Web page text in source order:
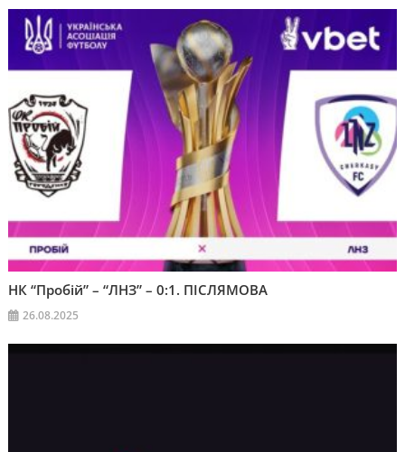
НК “Пробій” – “ЛНЗ” – 0:1. ПІСЛЯМОВА
26.08.2025